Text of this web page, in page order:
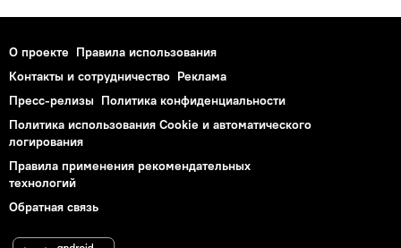
О проекте Правила использования
Контакты и сотрудничество Реклама
Пресс-релизы Политика конфиденциальности
Политика использования Cookie и автоматического
логирования
Правила применения рекомендательных
технологий
Обратная связь